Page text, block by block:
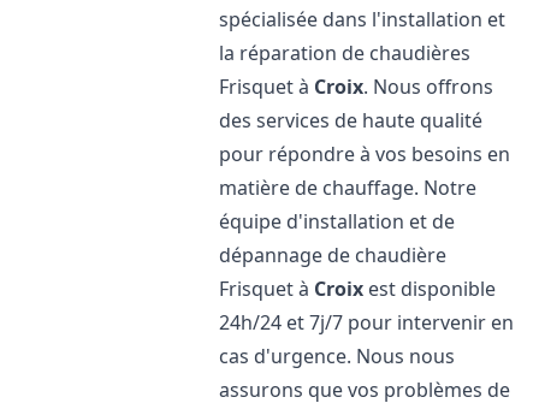
spécialisée dans l'installation et
la réparation de chaudières
Frisquet à Croix. Nous offrons
des services de haute qualité
pour répondre à vos besoins en
matière de chauffage. Notre
équipe d'installation et de
dépannage de chaudière
Frisquet à Croix est disponible
24h/24 et 7j/7 pour intervenir en
cas d'urgence. Nous nous
assurons que vos problèmes de